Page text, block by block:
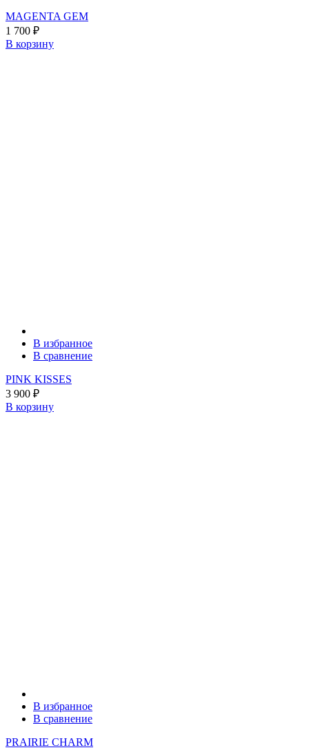
MAGENTA GEM
1 700 ₽
В корзину
В избранное
В сравнение
PINK KISSES
3 900 ₽
В корзину
В избранное
В сравнение
PRAIRIE CHARM